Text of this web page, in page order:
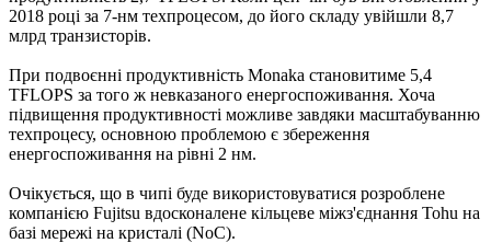
2018 році за 7-нм техпроцесом, до його складу увійшли 8,7
млрд транзисторів.
При подвоєнні продуктивність Monaka становитиме 5,4
TFLOPS за того ж невказаного енергоспоживання. Хоча
підвищення продуктивності можливе завдяки масштабуванню
техпроцесу, основною проблемою є збереження
енергоспоживання на рівні 2 нм.
Очікується, що в чипі буде використовуватися розроблене
компанією Fujitsu вдосконалене кільцеве міжз'єднання Tohu на
базі мережі на кристалі (NoC).